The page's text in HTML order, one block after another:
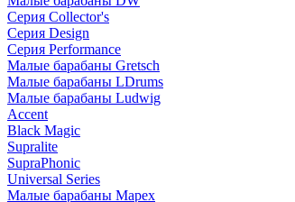
Серия Collector's
Серия Design
Серия Performance
Малые барабаны Gretsch
Малые барабаны LDrums
Малые барабаны Ludwig
Accent
Black Magic
Supralite
SupraPhonic
Universal Series
Малые барабаны Mapex